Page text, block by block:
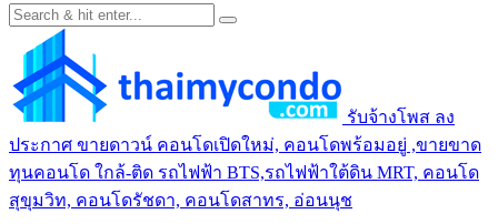
รับจ้างโพส ลง
ประกาศ ขายดาวน์ คอนโดเปิดใหม่, คอนโดพร้อมอยู่ ,ขายขาด
ทุนคอนโด ใกล้-ติด รถไฟฟ้า BTS,รถไฟฟ้าใต้ดิน MRT, คอนโด
สุขุมวิท, คอนโดรัชดา, คอนโดสาทร, อ่อนนุช